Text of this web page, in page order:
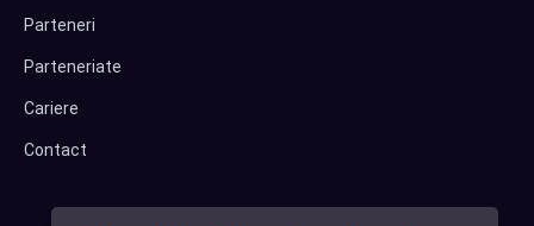
Parteneri
Parteneriate
Cariere
Contact